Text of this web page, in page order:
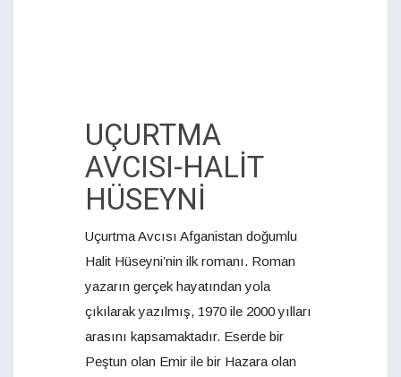
UÇURTMA
AVCISI-HALİT
HÜSEYNİ
Uçurtma Avcısı Afganistan doğumlu
Halit Hüseyni’nin ilk romanı. Roman
yazarın gerçek hayatından yola
çıkılarak yazılmış, 1970 ile 2000 yılları
arasını kapsamaktadır. Eserde bir
Peştun olan Emir ile bir Hazara olan